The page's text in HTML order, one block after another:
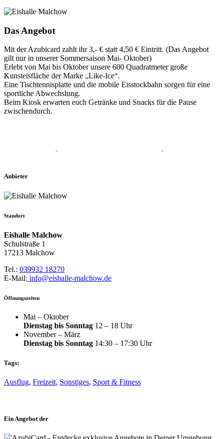
Das Angebot
Mit der Azubicard zahlt ihr 3,- € statt 4,50 € Eintritt. (Das Angebot
gilt nur in unserer Sommersaison Mai- Oktober)
Erlebt von Mai bis Oktober unsere 600 Quadratmeter große
Kunsteisfläche der Marke „Like-Ice“.
Eine Tischtennisplatte und die mobile Eisstockbahn sorgen für eine
sportliche Abwechslung.
Beim Kiosk erwarten euch Getränke und Snacks für die Pause
zwischendurch.
Anbieter
Standort
Eishalle Malchow
Schulstraße 1
17213 Malchow
Tel.: 039932 18270
E-Mail: info@eishalle-malchow.de
Öffnungszeiten
Mai – Oktober
Dienstag bis Sonntag 12 – 18 Uhr
November – März
Dienstag bis Sonntag 14:30 – 17:30 Uhr
Tags:
Ausflug, Freizeit, Sonstiges, Sport & Fitness
Ein Angebot der